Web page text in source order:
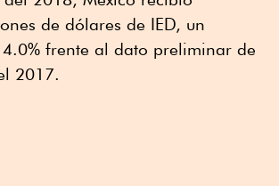
de dólares de IED, un
frente al dato preliminar de
2017.